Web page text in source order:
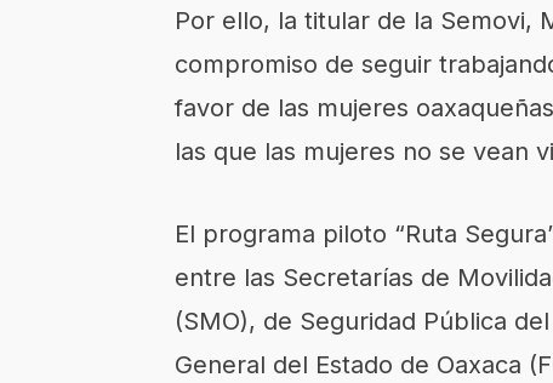
Por ello, la titular de la Semovi,
compromiso de seguir
favor de las mujeres oaxaqueñas
las que las mujeres no se vean
El programa piloto “Ruta
entre las Secretarías de
(SMO), de Seguridad Pública
General del Estado de Oaxaca